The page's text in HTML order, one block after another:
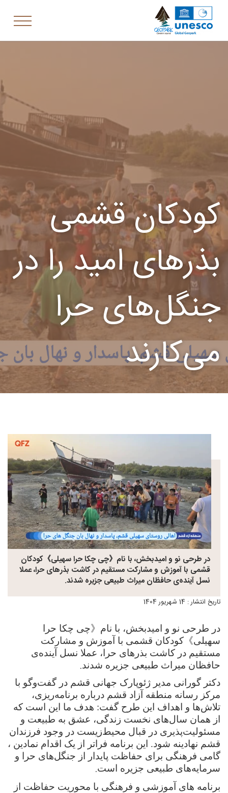
کودکان قشمی
بذرهای امید را در
جنگل‌های حرا
می‌کارند
در طرحی نو و امیدبخش، با نام《چی چکا حرا سهیلی》کودکان
قشمی با آموزش و مشارکت مستقیم در کاشت بذرهای حرا، عملا
نسل آینده‌ی حافظان میراث طبیعی جزیره شدند.
تاریخ انتشار : 14 شهریور 1404
در طرحی نو و امیدبخش، با نام 《چی چکا حرا
سهیلی》 کودکان قشمی با آموزش و مشارکت
مستقیم در کاشت بذرهای حرا، عملا نسل آینده‌ی
حافظان میراث طبیعی جزیره شدند.
دکتر گورانی مدیر ژئوپارک جهانی قشم در گفت‌وگو با
مرکز رسانه منطقه آزاد قشم درباره برنامه‌ریزی،
تلاش‌ها و اهداف این طرح گفت: هدف ما این است که
از همان سال‌های نخست زندگی، عشق به طبیعت و
مسئولیت‌پذیری در قبال محیط‌زیست در وجود فرزندان
قشم نهادینه شود. این برنامه فراتر از یک اقدام نمادین ،
گامی فرهنگی برای حفاظت پایدار از جنگل‌های حرا و
سرمایه‌های طبیعی جزیره است.
برنامه‌ های آموزشی و فرهنگی با محوریت حفاظت از